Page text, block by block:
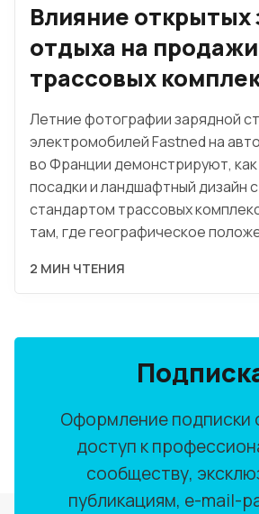
Влияние открытых
отдыха на продажи
трассовых
Летние фотографии зарядной
электромобилей Fastned на
во Франции демонстрируют,
посадки и ландшафтный дизайн
стандартом трассовых
там, где географическое
2 МИН ЧТЕНИЯ
Оформление подписки
доступ к
сообществу,
публикациям, e-mail-